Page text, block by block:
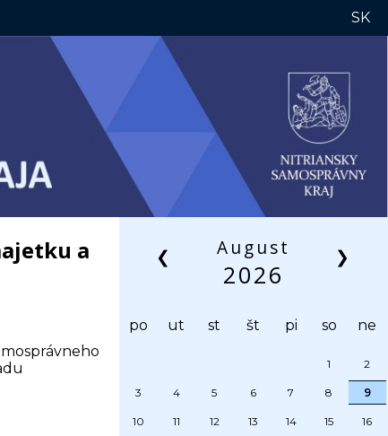
SK
a
❮ August
2026
❯
po ut st št pi so ne
1 2
3 4 5 6 7 8 9
10 11 12 13 14 15 16